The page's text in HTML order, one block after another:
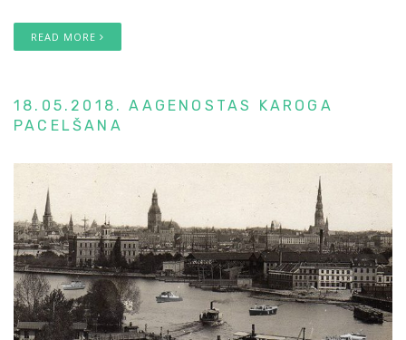
READ MORE
18.05.2018. AAGENOSTAS KAROGA
PACELŠANA